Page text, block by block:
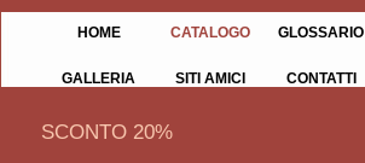
HOME CATALOGO GLOSSARIO
GALLERIA SITI AMICI CONTATTI
SCONTO 20%